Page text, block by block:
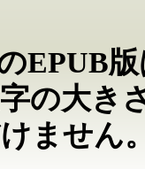
のEPUB
の大き
ません